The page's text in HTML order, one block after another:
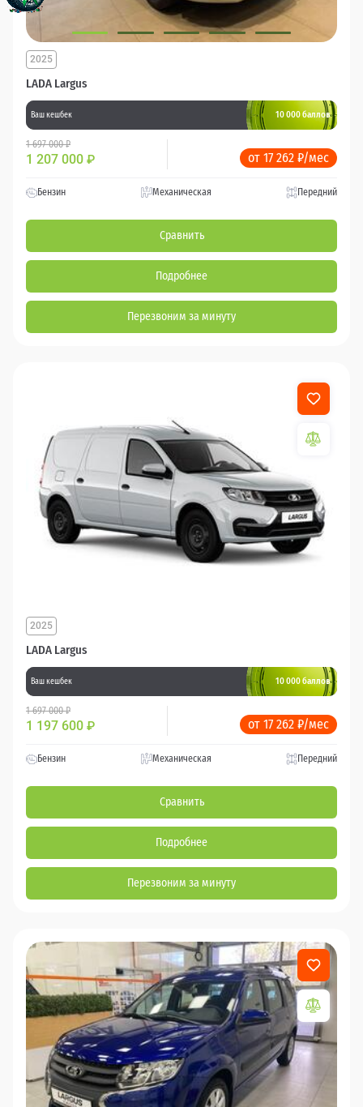
LADA Largus
2025
Ваш кешбек 10 000 баллов
1 697 000 ₽
1 207 000 ₽ от 17 262 ₽/мес
Бензин Механическая Передний
Сравнить
Подробнее
Перезвоним за минуту
LADA Largus
2025
Ваш кешбек 10 000 баллов
1 697 000 ₽
1 197 600 ₽ от 17 262 ₽/мес
Бензин Механическая Передний
Сравнить
Подробнее
Перезвоним за минуту